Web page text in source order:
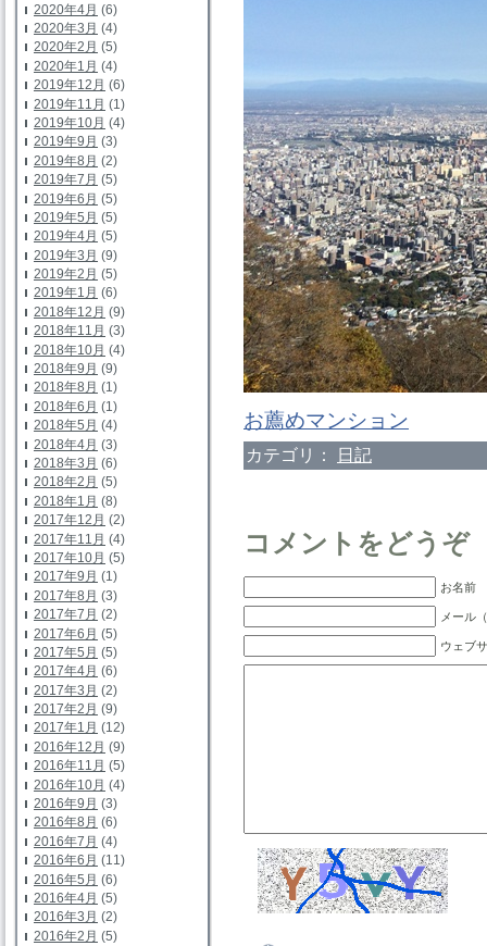
2020年4月 (6)
2020年3月 (4)
2020年2月 (5)
2020年1月 (4)
2019年12月 (6)
2019年11月 (1)
2019年10月 (4)
2019年9月 (3)
2019年8月 (2)
2019年7月 (5)
2019年6月 (5)
2019年5月 (5)
2019年4月 (5)
2019年3月 (9)
2019年2月 (5)
2019年1月 (6)
2018年12月 (9)
2018年11月 (3)
2018年10月 (4)
2018年9月 (9)
2018年8月 (1)
2018年6月 (1)
2018年5月 (4)
2018年4月 (3)
2018年3月 (6)
2018年2月 (5)
2018年1月 (8)
2017年12月 (2)
2017年11月 (4)
2017年10月 (5)
2017年9月 (1)
2017年8月 (3)
2017年7月 (2)
2017年6月 (5)
2017年5月 (5)
2017年4月 (6)
2017年3月 (2)
2017年2月 (9)
2017年1月 (12)
2016年12月 (9)
2016年11月 (5)
2016年10月 (4)
2016年9月 (3)
2016年8月 (6)
2016年7月 (4)
2016年6月 (11)
2016年5月 (6)
2016年4月 (5)
2016年3月 (2)
2016年2月 (5)
お薦めマンション
カテゴリ： 日記
コメントをどうぞ
お名前
メール
ウェブ